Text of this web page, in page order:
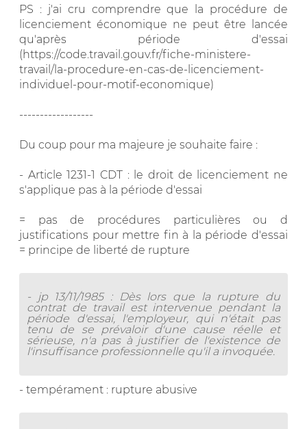
PS : j'ai cru comprendre que la procédure de
licenciement économique ne peut être lancée
qu'après période d'essai
(https://code.travail.gouv.fr/fiche-ministere-
travail/la-procedure-en-cas-de-licenciement-
individuel-pour-motif-economique)
------------------
Du coup pour ma majeure je souhaite faire :
- Article 1231-1 CDT : le droit de licenciement ne
s'applique pas à la période d'essai
= pas de procédures particulières ou d
justifications pour mettre fin à la période d'essai
= principe de liberté de rupture
- jp 13/11/1985 : Dès lors que la rupture du
contrat de travail est intervenue pendant la
période d'essai, l'employeur, qui n'était pas
tenu de se prévaloir d'une cause réelle et
sérieuse, n'a pas à justifier de l'existence de
l'insuffisance professionnelle qu'il a invoquée.
- tempérament : rupture abusive